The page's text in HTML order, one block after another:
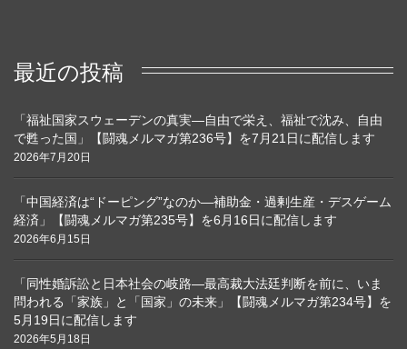
最近の投稿
「福祉国家スウェーデンの真実―自由で栄え、福祉で沈み、自由
で甦った国」【闘魂メルマガ第236号】を7月21日に配信します
2026年7月20日
「中国経済は“ドーピング”なのか―補助金・過剰生産・デスゲーム
経済」【闘魂メルマガ第235号】を6月16日に配信します
2026年6月15日
「同性婚訴訟と日本社会の岐路―最高裁大法廷判断を前に、いま
問われる「家族」と「国家」の未来」【闘魂メルマガ第234号】を
5月19日に配信します
2026年5月18日